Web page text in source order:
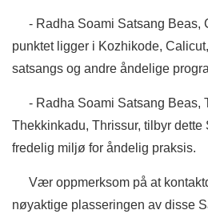
- Radha Soami Satsang Beas,
punktet ligger i Kozhikode,
satsangs og andre åndelige
- Radha Soami Satsang Beas,
Thekkinkadu, Thrissur, tilbyr dette
fredelig miljø for åndelig praksis.
Vær oppmerksom på at
nøyaktige plasseringen av disse